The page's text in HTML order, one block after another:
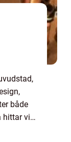
både
hittar vi